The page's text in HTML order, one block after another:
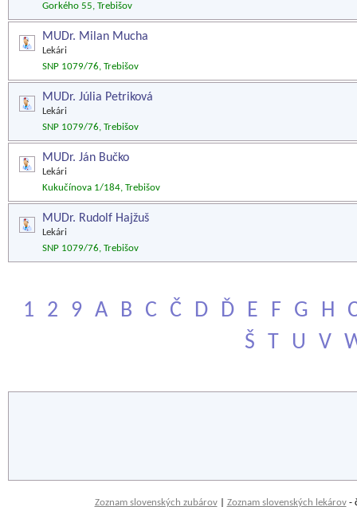
Gorkého 55, Trebišov
MUDr. Milan Mucha
Lekári
SNP 1079/76, Trebišov
MUDr. Júlia Petriková
Lekári
SNP 1079/76, Trebišov
MUDr. Ján Bučko
Lekári
Kukučínova 1/184, Trebišov
MUDr. Rudolf Hajžuš
Lekári
SNP 1079/76, Trebišov
1 2 9 A B C Č D Ď E F G H
Š
T U V
Zoznam slovenských zubárov| Zoznam slovenských lekárov-